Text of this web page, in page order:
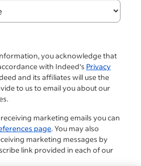
you acknowledge that
with Indeed's Privacy
and its affiliates will use the
to us to email you about our
marketing emails you can
page. You may also
marketing messages by
link provided in each of our